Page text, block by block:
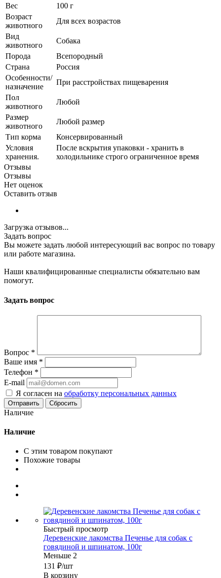
Вес
100 г
Возраст
животного
Для всех возрастов
Вид
животного
Собака
Порода
Всепородный
Страна
Россия
Особенности/
назначение
При расстройствах пищеварения
Пол
животного
Любой
Размер
животного
Любой размер
Тип корма
Консервированный
Условия
хранения.
После вскрытия упаковки - хранить в
холодильнике строго ограниченное время
Отзывы
Отзывы
Нет оценок
Оставить отзыв
Загрузка отзывов...
Задать вопрос
Вы можете задать любой интересующий вас вопрос по товару
или работе магазина.
Наши квалифицированные специалисты обязательно вам
помогут.
Задать вопрос
Вопрос *
Ваше имя *
Телефон *
E-mail
Я согласен на обработку персональных данных
Сбросить
Наличие
Наличие
С этим товаром покупают
Похожие товары
Быстрый просмотр
Деревенские лакомства Печенье для собак с
говядиной и шпинатом, 100г
Меньше 2
131 ₽/шт
В корзину